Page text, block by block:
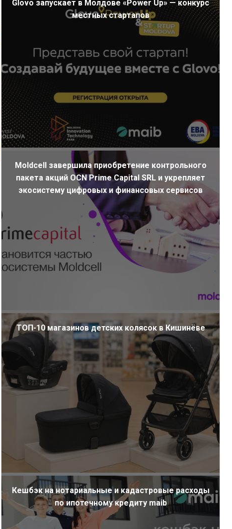
Glovo запускает в Молдове «Power Up» — конкурс
местных стартапов
Moldcell завершила приобретение контрольного
пакета акций OCN Prime Capital SRL и укрепляет
экосистему цифровых и финансовых сервисов
ТОП-10 магазинов детских колясок в Кишинёве
Кешбэк на нотариальные и кадастровые расходы
по ипотечному кредиту maib